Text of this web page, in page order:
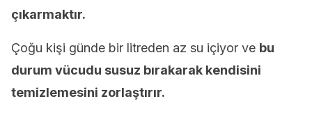
çıkarmaktır.
Çoğu kişi günde bir litreden az su içiyor ve bu
durum vücudu susuz bırakarak kendisini
temizlemesini zorlaştırır.